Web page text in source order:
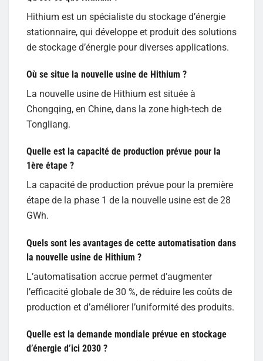
Hithium est un spécialiste du stockage d’énergie
stationnaire, qui développe et produit des solutions
de stockage d’énergie pour diverses applications.
Où se situe la nouvelle usine de Hithium ?
La nouvelle usine de Hithium est située à
Chongqing, en Chine, dans la zone high-tech de
Tongliang.
Quelle est la capacité de production prévue pour la
1ère étape ?
La capacité de production prévue pour la première
étape de la phase 1 de la nouvelle usine est de 28
GWh.
Quels sont les avantages de cette automatisation dans
la nouvelle usine de Hithium ?
L’automatisation accrue permet d’augmenter
l’efficacité globale de 30 %, de réduire les coûts de
production et d’améliorer l’uniformité des produits.
Quelle est la demande mondiale prévue en stockage
d’énergie d’ici 2030 ?